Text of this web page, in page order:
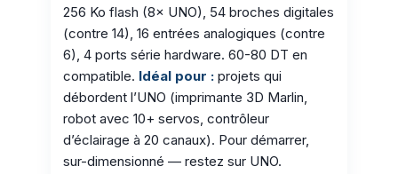
256 Ko flash (8× UNO), 54 broches digitales
(contre 14), 16 entrées analogiques (contre
6), 4 ports série hardware. 60-80 DT en
compatible. Idéal pour : projets qui
débordent l’UNO (imprimante 3D Marlin,
robot avec 10+ servos, contrôleur
d’éclairage à 20 canaux). Pour démarrer,
sur-dimensionné — restez sur UNO.